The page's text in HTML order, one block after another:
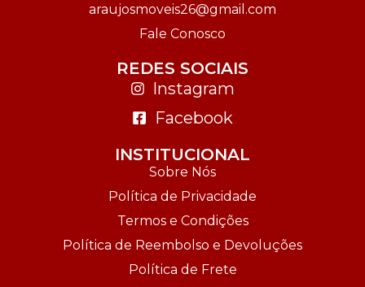
araujosmoveis26@gmail.com
Fale Conosco
REDES SOCIAIS
Instagram
Facebook
INSTITUCIONAL
Sobre Nós
Política de Privacidade
Termos e Condições
Política de Reembolso e Devoluções
Política de Frete